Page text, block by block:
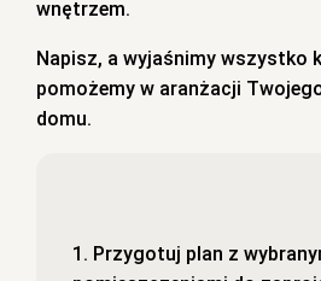
wnętrzem.
Napisz, a wyjaśnimy wszystko
pomożemy w aranżacji
domu.
1. Przygotuj plan z